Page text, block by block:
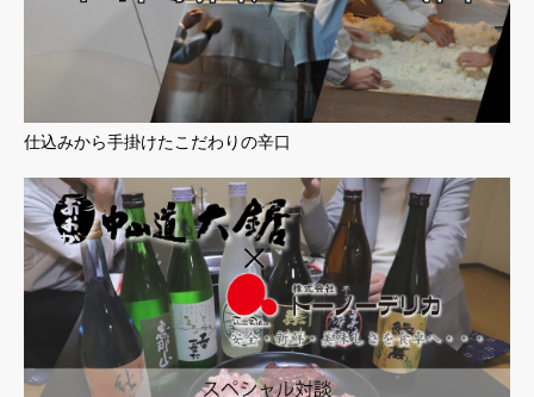
仕込みから手掛けたこだわりの辛口